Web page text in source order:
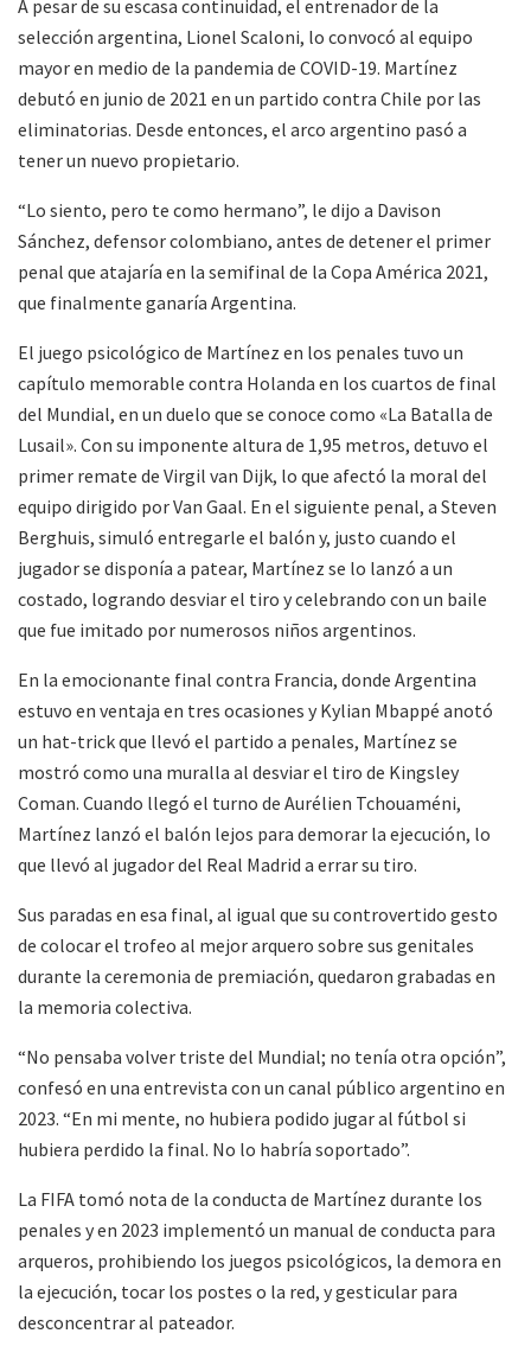
A pesar de su escasa continuidad, el entrenador de la
selección argentina, Lionel Scaloni, lo convocó al equipo
mayor en medio de la pandemia de COVID-19. Martínez
debutó en junio de 2021 en un partido contra Chile por las
eliminatorias. Desde entonces, el arco argentino pasó a
tener un nuevo propietario.
“Lo siento, pero te como hermano”, le dijo a Davison
Sánchez, defensor colombiano, antes de detener el primer
penal que atajaría en la semifinal de la Copa América 2021,
que finalmente ganaría Argentina.
El juego psicológico de Martínez en los penales tuvo un
capítulo memorable contra Holanda en los cuartos de final
del Mundial, en un duelo que se conoce como «La Batalla de
Lusail». Con su imponente altura de 1,95 metros, detuvo el
primer remate de Virgil van Dijk, lo que afectó la moral del
equipo dirigido por Van Gaal. En el siguiente penal, a Steven
Berghuis, simuló entregarle el balón y, justo cuando el
jugador se disponía a patear, Martínez se lo lanzó a un
costado, logrando desviar el tiro y celebrando con un baile
que fue imitado por numerosos niños argentinos.
En la emocionante final contra Francia, donde Argentina
estuvo en ventaja en tres ocasiones y Kylian Mbappé anotó
un hat-trick que llevó el partido a penales, Martínez se
mostró como una muralla al desviar el tiro de Kingsley
Coman. Cuando llegó el turno de Aurélien Tchouaméni,
Martínez lanzó el balón lejos para demorar la ejecución, lo
que llevó al jugador del Real Madrid a errar su tiro.
Sus paradas en esa final, al igual que su controvertido gesto
de colocar el trofeo al mejor arquero sobre sus genitales
durante la ceremonia de premiación, quedaron grabadas en
la memoria colectiva.
“No pensaba volver triste del Mundial; no tenía otra opción”,
confesó en una entrevista con un canal público argentino en
2023. “En mi mente, no hubiera podido jugar al fútbol si
hubiera perdido la final. No lo habría soportado”.
La FIFA tomó nota de la conducta de Martínez durante los
penales y en 2023 implementó un manual de conducta para
arqueros, prohibiendo los juegos psicológicos, la demora en
la ejecución, tocar los postes o la red, y gesticular para
desconcentrar al pateador.